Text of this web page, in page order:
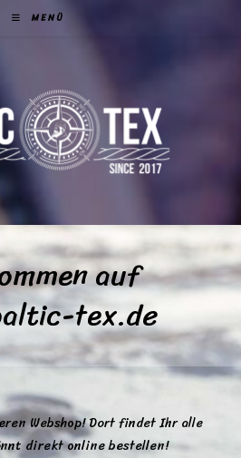
MENÜ
auf
tex.de
Webshop! Dort findet Ihr alle
direkt online bestellen!